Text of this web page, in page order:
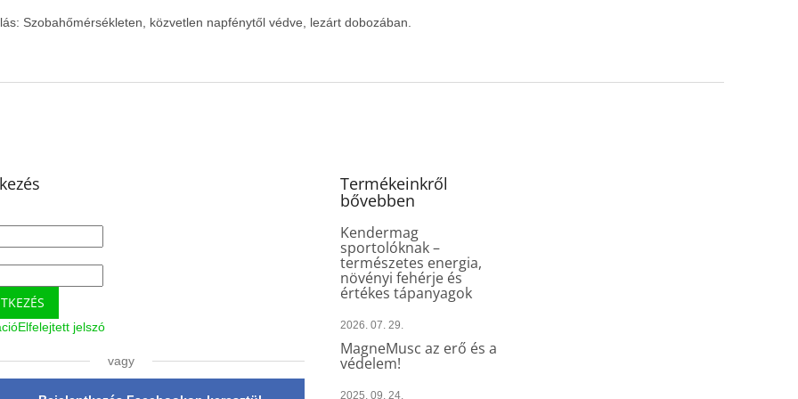
Szobahőmérsékleten, közvetlen napfénytől védve, lezárt dobozában.
Elfelejtett jelszó
vagy
Termékeinkről
bővebben
Kendermag
sportolóknak –
természetes energia,
növényi fehérje és
értékes tápanyagok
2026. 07. 29.
MagneMusc az erő és a
védelem!
2025. 09. 24.